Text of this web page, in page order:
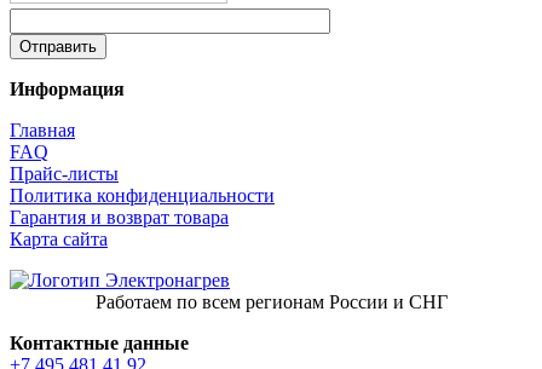
Информация
Главная
FAQ
Прайс-листы
Политика конфиденциальности
Гарантия и возврат товара
Карта сайта
Работаем по всем регионам России и СНГ
Контактные данные
+7 495 481 41 92